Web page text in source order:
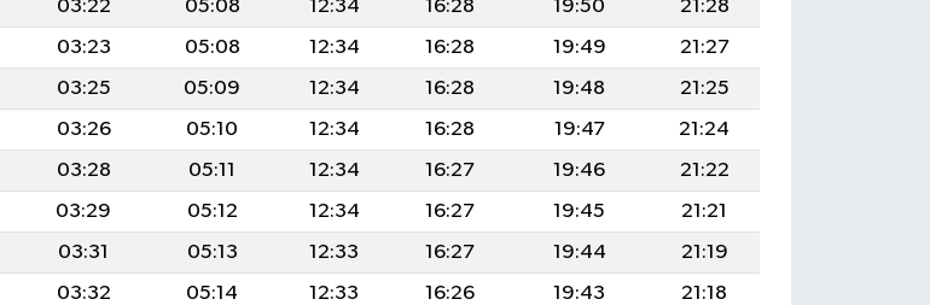
03:22 05:08 12:34 16:28 19:50
21:28
03:23 05:08 12:34 16:28 19:49
21:27
03:25 05:09 12:34 16:28 19:48
21:25
03:26 05:10 12:34 16:28 19:47
21:24
03:28 05:11 12:34 16:27 19:46
21:22
03:29 05:12 12:34 16:27 19:45
21:21
03:31 05:13 12:33 16:27 19:44
21:19
03:32 05:14 12:33 16:26 19:43
21:18